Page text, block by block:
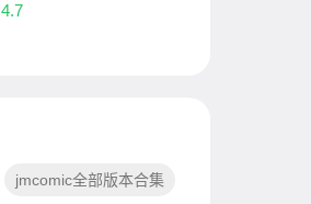
4.7
jmcomic全部版本合集